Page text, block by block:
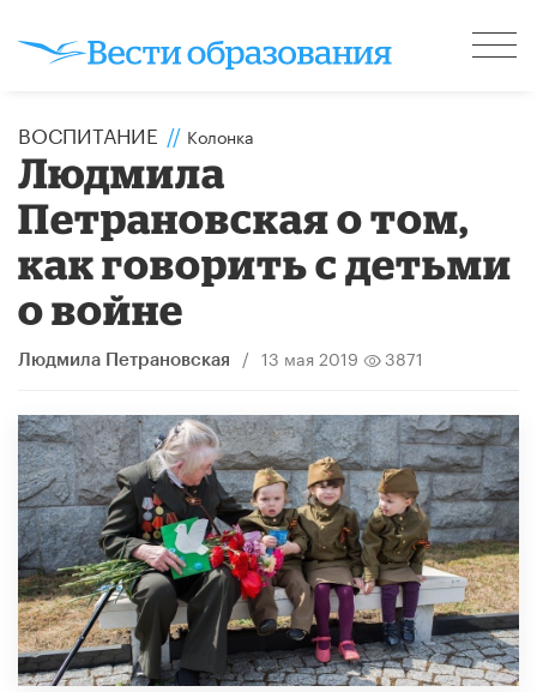
ВОСПИТАНИЕ // Колонка
Людмила
Петрановская о том,
как говорить с детьми
о войне
Людмила Петрановская / 13 мая 2019 3871